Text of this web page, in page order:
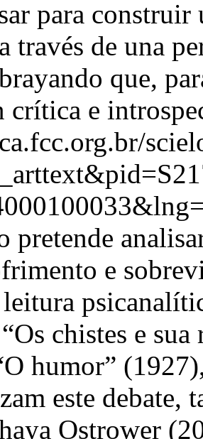
para construir
través de una
que,
crítica e
pretende
e
chistes e
humor”
este
Ostrower